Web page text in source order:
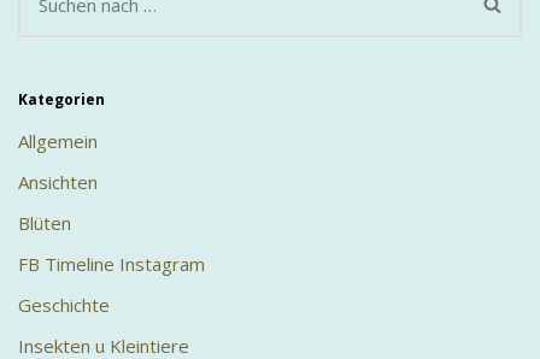
Kategorien
Allgemein
Ansichten
Blüten
FB Timeline Instagram
Geschichte
Insekten u Kleintiere